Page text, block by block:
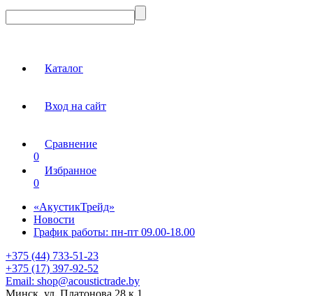
Каталог
Вход на сайт
Сравнение
0
Избранное
0
«АкустикТрейд»
Новости
График работы: пн-пт 09.00-18.00
+375 (44) 733-51-23
+375 (17) 397-92-52
Email: shop@acoustictrade.by
Минск, ул. Платонова 28 к.1